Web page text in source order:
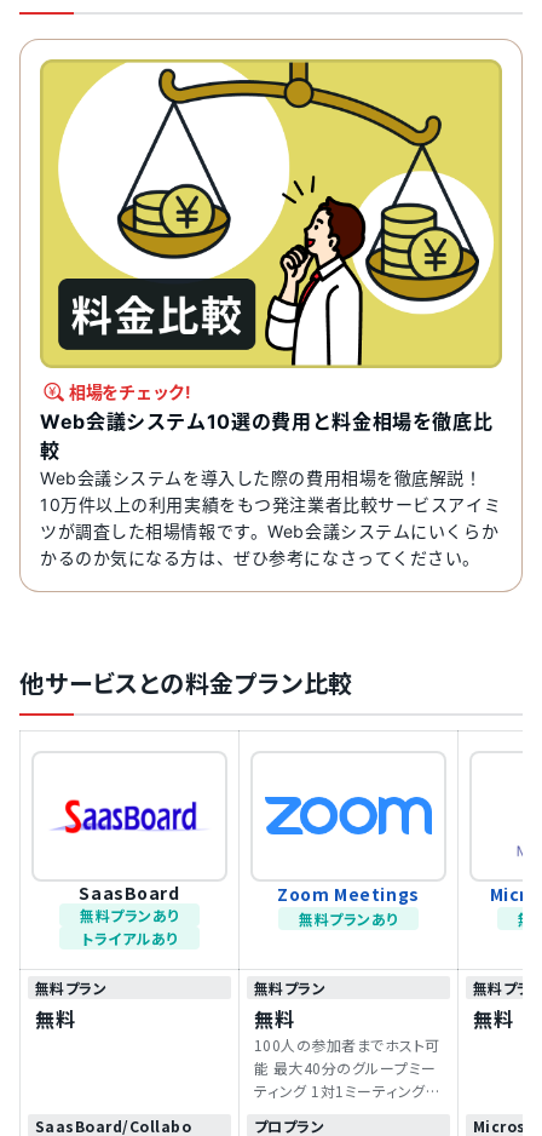
相場をチェック!
Web会議システム10選の費用と料金相場を徹底比
較
Web会議システムを導入した際の費用相場を徹底解説！
10万件以上の利用実績をもつ発注業者比較サービスアイミ
ツが調査した相場情報です。Web会議システムにいくらか
かるのか気になる方は、ぜひ参考になさってください。
他サービスとの料金プラン比較
SaasBoard
無料プランあり
トライアルあり
Zoom Meetings
無料プランあり 無
無料プラン
無料
無料プラン
無料
100人の参加者までホスト可
能 最大40分のグループミー
ティング 1対1ミーティング無
無料プラ
無料
SaasBoard/Collabo プロプラン